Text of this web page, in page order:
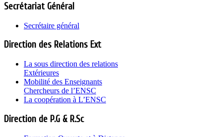
Secrétariat Général
Secrétaire général
Direction des Relations Ext
La sous direction des relations
Extérieures
Mobilité des Enseignants
Chercheurs de l’ENSC
La coopération à L’ENSC
Direction de P.G & R.Sc